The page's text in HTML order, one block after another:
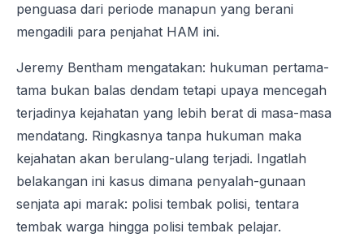
penguasa dari periode manapun yang berani
mengadili para penjahat HAM ini.
Jeremy Bentham mengatakan: hukuman pertama-
tama bukan balas dendam tetapi upaya mencegah
terjadinya kejahatan yang lebih berat di masa-masa
mendatang. Ringkasnya tanpa hukuman maka
kejahatan akan berulang-ulang terjadi. Ingatlah
belakangan ini kasus dimana penyalah-gunaan
senjata api marak: polisi tembak polisi, tentara
tembak warga hingga polisi tembak pelajar.